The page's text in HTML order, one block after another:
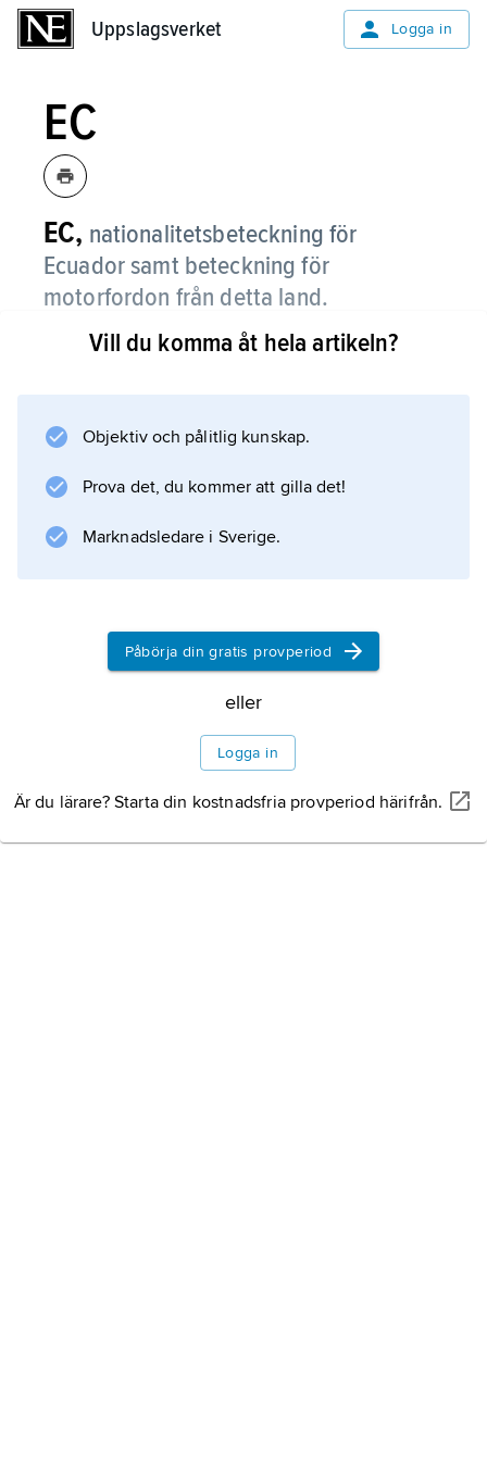
Uppslagsverket Logga in
EC
EC, nationalitetsbeteckning för
Ecuador samt beteckning för
motorfordon från detta land.
Vill du komma åt hela artikeln?
Objektiv och pålitlig kunskap.
Prova det, du kommer att gilla det!
Marknadsledare i Sverige.
Påbörja din gratis provperiod
eller
Logga in
Är du lärare? Starta din kostnadsfria provperiod härifrån.